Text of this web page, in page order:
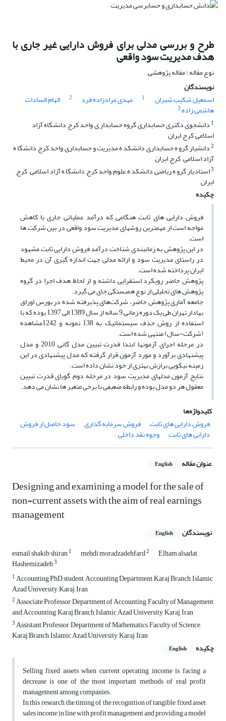
طرح و بررسی مدلی برای فروش دارایی غیر جاری با
هدف مدیریت سود واقعی
نوع مقاله : مقاله پژوهشی
نویسندگان
اسمعیل شکیب شیران
1 مهدی مرادزاده فرد 2 الهام السادات
هاشمی زاده3
1 دانشجوی دکتری حسابداری, گروه حسابدار ی, واحد کرج, دانشگاه آزاد
اسلامی, کرج, ایران
2دانشیار گرو ه حسابداری, دانشکد ه مدیریت و حسابداری, واحد کرج, دانشگا ه
آزاد اسلامی , کرج, ایران
3استادیار گرو ه ریاضی, دانشکد ه علوم, واحد کرج, دانشگا ه آزاد اسلامی , کرج,
ایران
چکیده
فروش دارایی های ثابت هنگامی که درآمد عملیاتی جاری با کاهش
مواجه است از مهمترین روشهای مدیریت سود واقعی در بین شرکت ها
است.
در این پژوهش به زمانبندی شناخت درآمد فروش دارایی ثابت مشهود
در راستای مدیریت سود و ارائه مدلی جهت اندازه گیری آن در محیط
ایران پرداخته شده است.
پژوهش حاضر رویکرد استقرایی داشته و از لحاظ هدف اجرا در گروه
پژوهش های تحلیلی از نوع همبستگی جای می گیرد.
جامعه آماری پژوهش حاضر، شرکت‌های پذیرفته شده در بورس اوراق
بهادار تهران طی یک دوره زمانی 9 ساله از سال 1389 الی 1397 بوده که با
استفاده از روش حذف سیستماتیک به 138 نمونه و 1242مشاهده
(شرکت-سال) منتهی شده است.
در مرحله اجرای آزمونها, ابتدا قدرت تبیین مدل گانی 2010 و مدل
پیشنهادی برآورد و مورد آزمون قرار گرفته که مدل پیشنهادی در این
زمینه نیکویی برازش بهتری از خود نشان داده است.
نتایج آزمون مدلهای مدیریت سود در مرحله دوم, گویای قدرت تبیین
معقول هر دو مدل بوده و رابطه ضعیفی با برخی متغیر ها نشان می دهد.
کلیدواژه‌ها
فروش دارایی های ثابت
فروش سرمایه گذاری سود حاصل از فروش
دارایی های ثابت وجوه نقد داخلی
عنوان مقاله English
Designing and examining a model for the sale of
non-current assets with the aim of real earnings
management
نویسندگان English
esmail shakib shiran1 mehdi moradzadehfard2 Elham alsadat
Hashemizadeh3
1Accounting PhD student, Accounting Department, Karaj Branch, Islamic
Azad University, Karaj, Iran
2Associate Professor, Department of Accounting, Faculty of Management
and Accounting, Karaj Branch, Islamic Azad University, Karaj, Iran
3Assistant Professor, Department of Mathematics, Faculty of Science,
Karaj Branch, Islamic Azad University, Karaj, Iran
چکیده
English
Selling fixed assets when current operating income is facing a
decrease is one of the most important methods of real profit
management among companies.
In this research, the timing of the recognition of tangible fixed asset
sales income in line with profit management and providing a model